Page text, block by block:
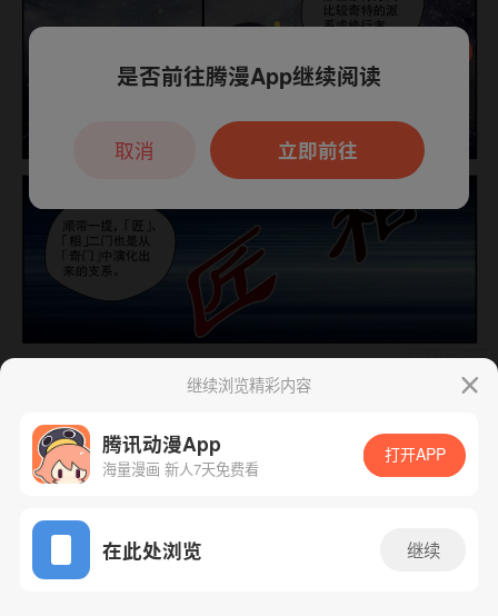
App免费看
下一话 腾漫App免费看
继续浏览精彩内容
腾讯动漫App
海量漫画 新人7天免费看
打开APP
在此处浏览 继续
本章节仅支持App阅读，可打开App新用
户7天免费看
是否前往腾漫App继续阅读
立即前往
取消